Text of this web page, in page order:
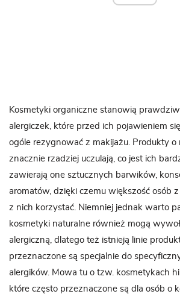
Kosmetyki organiczne stanowią
alergiczek, które przed ich pojawieniem
ogóle rezygnować z makijażu. Produkty o
znacznie rzadziej uczulają, co jest ich
zawierają one sztucznych barwików,
aromatów, dzięki czemu większość osób z
z nich korzystać. Niemniej jednak warto
kosmetyki naturalne również mogą
alergiczną, dlatego też istnieją linie
przeznaczone są specjalnie do
alergików. Mowa tu o tzw. kosmetykach
które często przeznaczone są dla osób o